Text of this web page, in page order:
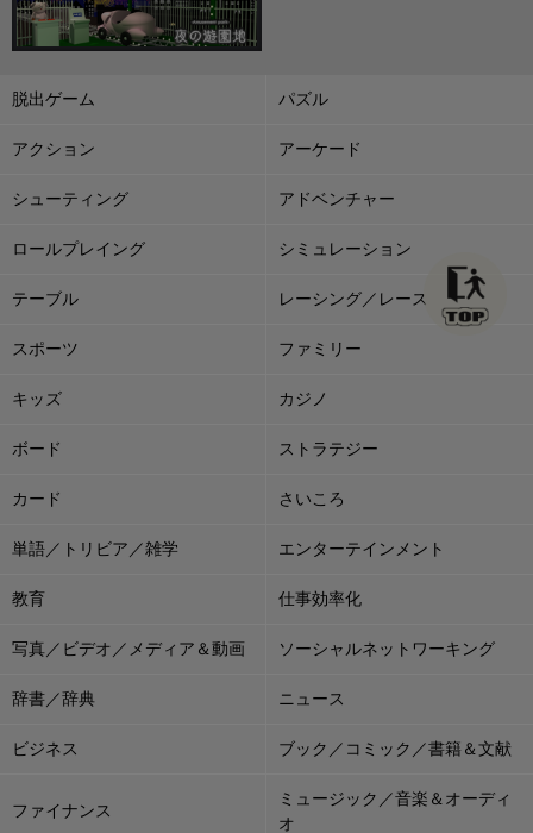
脱出ゲーム パズル
アクション アーケード
シューティング アドベンチャー
ロールプレイング シミュレーション
テーブル レーシング／レース
スポーツ ファミリー
キッズ カジノ
ボード ストラテジー
カード さいころ
単語／トリビア／雑学 エンターテインメント
教育 仕事効率化
写真／ビデオ／メディア＆動画 ソーシャルネットワーキング
辞書／辞典 ニュース
ビジネス ブック／コミック／書籍＆文献
ファイナンス
ミュージック／音楽＆オーディ
オ